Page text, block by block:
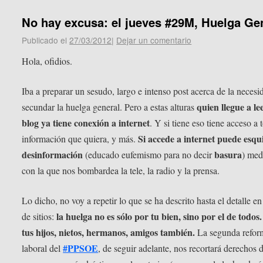
No hay excusa: el jueves #29M, Huelga
Publicado el 27/03/2012| Dejar un comentario
Hola, ofidios.
Iba a preparar un sesudo, largo e intenso post acerca de la
secundar la huelga general. Pero a estas alturasquien llegue a
blog ya tiene conexión a internet. Y si tiene eso tiene acceso a
información que quiera, y más.Si accede a internet puede
desinformación(educado eufemismo para no decirbasura)
con la que nos bombardea la tele, la radio y la prensa.
Lo dicho, no voy a repetir lo que se ha descrito hasta el detalle
de sitios:la huelga no es sólo por tu bien, sino por el de
tus hijos, nietos, hermanos, amigos también.La segunda
laboral del#PPSOE, de seguir adelante, nos recortará derechos